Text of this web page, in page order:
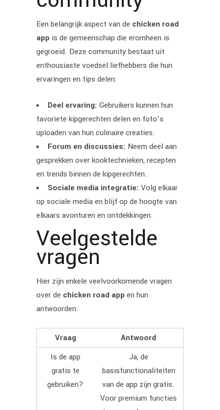
Een belangrijk aspect van de chicken road
app is de gemeenschap die eromheen is
gegroeid. Deze community bestaat uit
enthousiaste voedsel liefhebbers die hun
ervaringen en tips delen:
Deel ervaring: Gebruikers kunnen hun
favoriete kipgerechten delen en foto’s
uploaden van hun culinaire creaties.
Forum en discussies: Neem deel aan
gesprekken over kooktechnieken, recepten
en trends binnen de kipgerechten.
Sociale media integratie: Volg elkaar
op sociale media en blijf op de hoogte van
elkaars avonturen en ontdekkingen.
Veelgestelde
vragen
Hier zijn enkele veelvoorkomende vragen
over de chicken road appen hun
antwoorden:
Vraag
Antwoord
Is de app
gratis te
gebruiken?
Ja, de
basisfunctionaliteiten
van de app zijn gratis.
Voor premium functies